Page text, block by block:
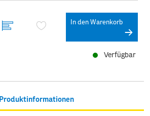
In den Warenkorb
Verfügbar
Produktinformationen